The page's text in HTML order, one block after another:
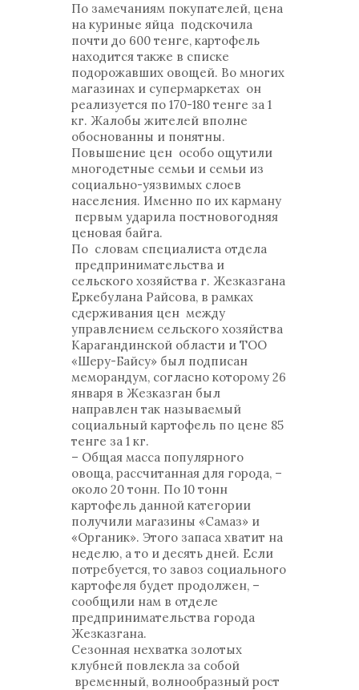
По замечаниям покупателей, цена
на куриные яйца подскочила
почти до 600 тенге, картофель
находится также в списке
подорожавших овощей. Во многих
магазинах и супермаркетах он
реализуется по 170-180 тенге за 1
кг. Жалобы жителей вполне
обоснованны и понятны.
Повышение цен особо ощутили
многодетные семьи и семьи из
социально-уязвимых слоев
населения. Именно по их карману
первым ударила постновогодняя
ценовая байга.
По словам специалиста отдела
предпринимательства и
сельского хозяйства г. Жезказгана
Еркебулана Райсова, в рамках
сдерживания цен между
управлением сельского хозяйства
Карагандинской области и ТОО
«Шеру-Байсу» был подписан
меморандум, согласно которому 26
января в Жезказган был
направлен так называемый
социальный картофель по цене 85
тенге за 1 кг.
– Общая масса популярного
овоща, рассчитанная для города, –
около 20 тонн. По 10 тонн
картофель данной категории
получили магазины «Самаз» и
«Органик». Этого запаса хватит на
неделю, а то и десять дней. Если
потребуется, то завоз социального
картофеля будет продолжен, –
сообщили нам в отделе
предпринимательства города
Жезказгана.
Сезонная нехватка золотых
клубней повлекла за собой
временный, волнообразный рост